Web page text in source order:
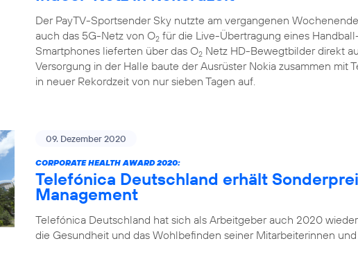
Der PayTV-Sportsender Sky nutzte am vergangenen
auch das 5G-Netz von O2 für die Live-Übertragung eines
Smartphones lieferten über das O2 Netz HD-Bewegtbilder direkt
Versorgung in der Halle baute der Ausrüster Nokia zusammen mit
in neuer Rekordzeit von nur sieben Tagen auf.
09. Dezember 2020
CORPORATE HEALTH AWARD 2020:
Telefónica Deutschland erhält
Management
Telefónica Deutschland hat sich als Arbeitgeber auch 2020
die Gesundheit und das Wohlbefinden seiner Mitarbeiterinnen